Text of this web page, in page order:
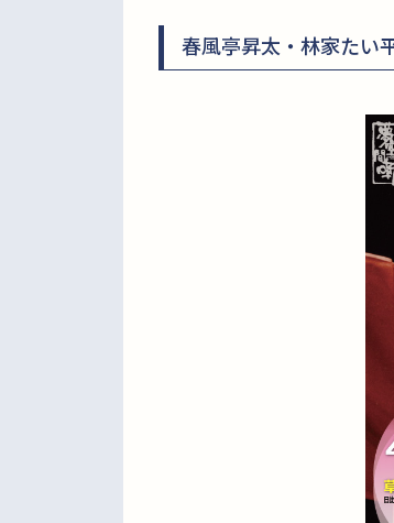
春風亭昇太・林家たい